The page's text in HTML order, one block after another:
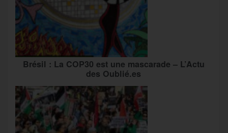
Brésil : La COP30 est une mascarade – L’Actu
des Oublié.es